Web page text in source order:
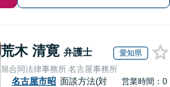
荒木 清寛 弁護士 愛知県
旭合同法律事務所 名古屋事務所
名古屋市昭 面談方法(対
営業時間：0